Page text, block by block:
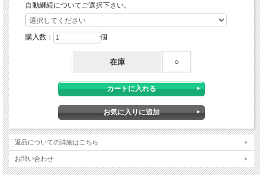
自動継続についてご選択下さい。
購入数： 個
在庫 ○
返品についての詳細はこちら
お問い合わせ